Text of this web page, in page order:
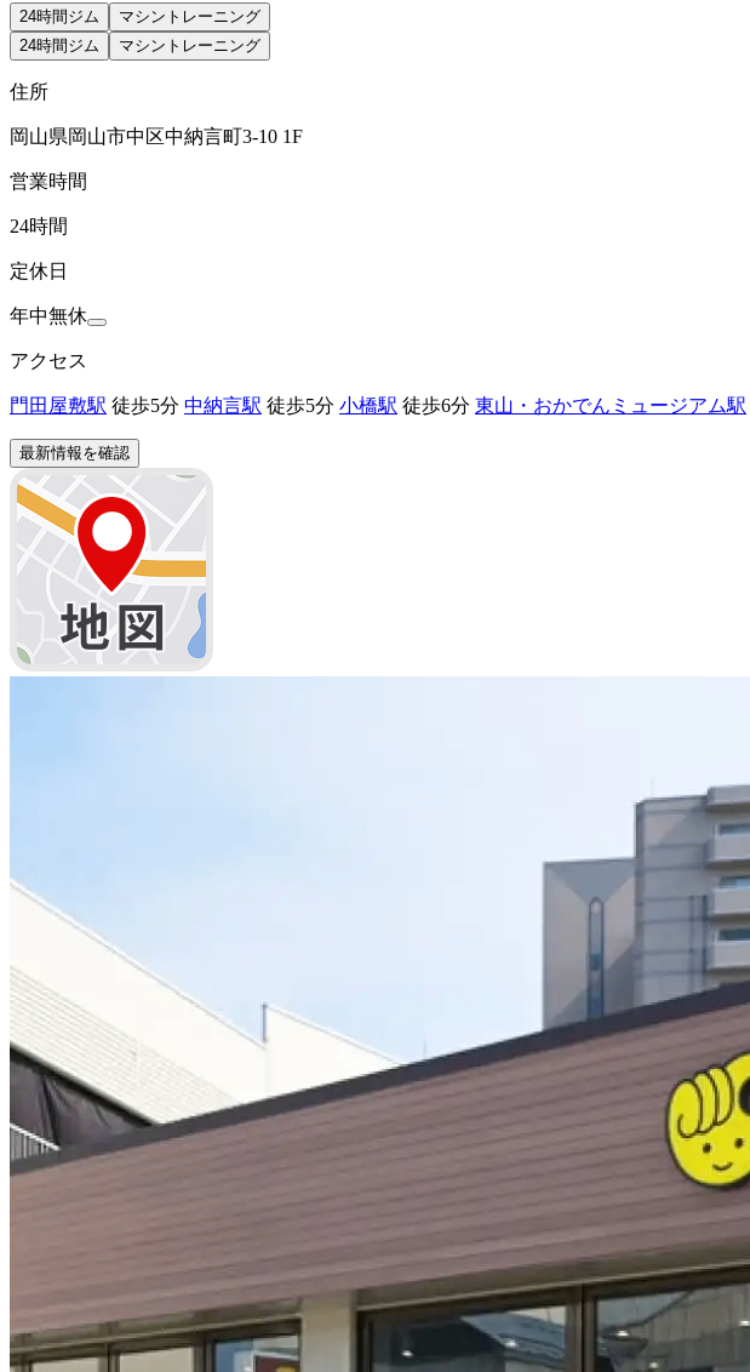
24時間ジム
マシントレーニング
24時間ジム
マシントレーニング
住所
岡山県岡山市中区中納言町3-10 1F
営業時間
24時間
定休日
年中無休
アクセス
門田屋敷駅 徒歩5分 中納言駅 徒歩5分 小橋駅 徒歩6分 東山・おかでんミュージアム駅
最新情報を確認